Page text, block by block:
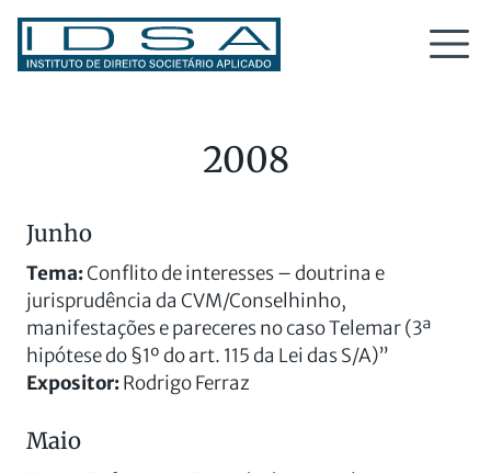
2008
Junho
Tema:Conflito de interesses – doutrina e
jurisprudência da CVM/Conselhinho,
manifestações e pareceres no caso Telemar (3ª
hipótese do §1º do art. 115 da Lei das S/A)”
Expositor:Rodrigo Ferraz
Maio